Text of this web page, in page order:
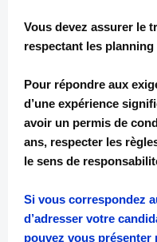
Vous devez assurer le
respectant les
Pour répondre aux
d’une expérience
avoir un permis de
ans, respecter les
le sens de
Si vous correspondez
d’adresser votre
pouvez vous